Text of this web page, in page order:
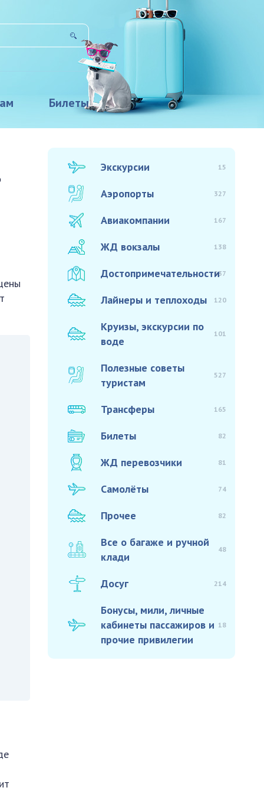
Билеты
Экскурсии 15
Аэропорты 327
Авиакомпании 167
ЖД вокзалы 138
Достопримечательности937
Лайнеры и теплоходы 120
Круизы, экскурсии по
воде
101
Полезные советы
туристам
527
Трансферы 165
Билеты 82
ЖД перевозчики 81
Самолёты 74
Прочее 82
Все о багаже и ручной
клади
48
Досуг 214
Бонусы, мили, личные
кабинеты пассажиров и
прочие привилегии
18